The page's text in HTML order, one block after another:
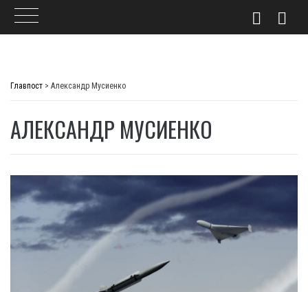
Главпост > Александр Мусиенко
АЛЕКСАНДР МУСИЕНКО